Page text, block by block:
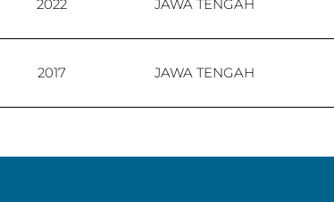
2022 JAWA TENGAH
2017 JAWA TENGAH